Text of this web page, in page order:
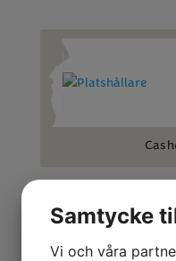
Samtycke
Vi och våra